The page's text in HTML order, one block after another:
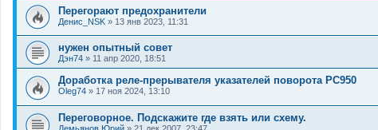
Перегорают предохранители
Денис_NSK » 13 янв 2023, 11:31
нужен опытный совет
Дэн74 » 11 апр 2020, 18:51
Доработка реле-прерывателя указателей поворота РС950
Oleg74 » 17 ноя 2024, 13:10
Переговорное. Подскажите где взять или схему.